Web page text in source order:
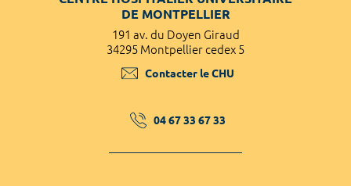
DE MONTPELLIER
191 av. du Doyen Giraud
34295 Montpellier cedex 5
Contacter le CHU
04 67 33 67 33